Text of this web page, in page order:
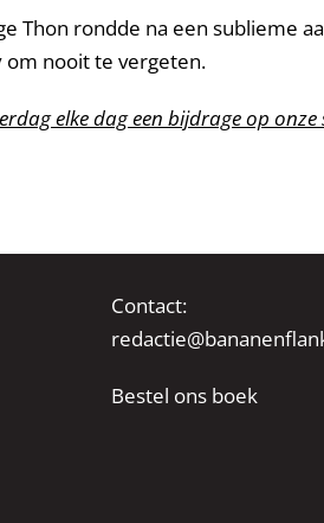
Thon rondde na een sublieme
om nooit te vergeten.
elke dag een bijdrage op
Contact:
Bestel ons boek